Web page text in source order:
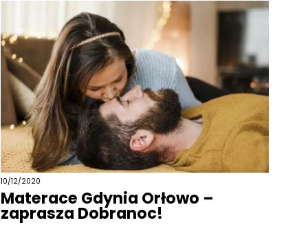
10/12/2020
Materace Gdynia Orłowo –
zaprasza Dobranoc!